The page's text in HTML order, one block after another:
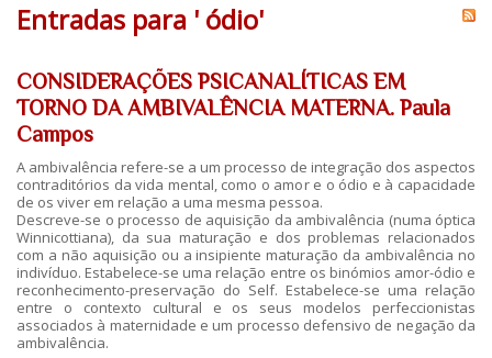
Entradas para ' ódio'
CONSIDERAÇÕES PSICANALÍTICAS EM
TORNO DA AMBIVALÊNCIA MATERNA. Paula
Campos
A ambivalência refere-se a um processo de integração dos aspectos
contraditórios da vida mental, como o amor e o ódio e à capacidade
de os viver em relação a uma mesma pessoa.
Descreve-se o processo de aquisição da ambivalência (numa óptica
Winnicottiana), da sua maturação e dos problemas relacionados
com a não aquisição ou a insipiente maturação da ambivalência no
indivíduo. Estabelece-se uma relação entre os binómios amor-ódio e
reconhecimento-preservação do Self. Estabelece-se uma relação
entre o contexto cultural e os seus modelos perfeccionistas
associados à maternidade e um processo defensivo de negação da
ambivalência.